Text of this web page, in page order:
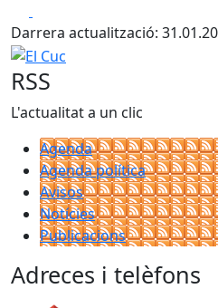
+
−
Darrera actualització:
El Cuc
RSS
L'actualitat a un clic
Agenda
Agenda política
Avisos
Notícies
Publicacions
Adreces i telèfons